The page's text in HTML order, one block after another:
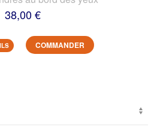
38,00 €
COMMANDER